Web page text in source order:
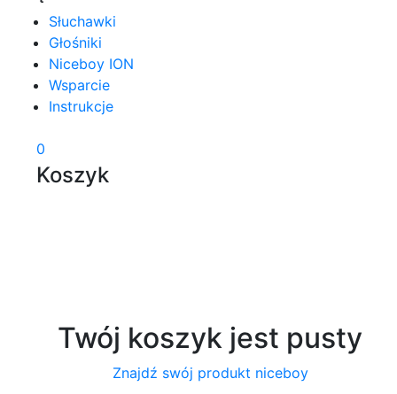
Słuchawki
Głośniki
Niceboy ION
Wsparcie
Instrukcje
0
Koszyk
Twój koszyk jest pusty
Znajdź swój produkt niceboy